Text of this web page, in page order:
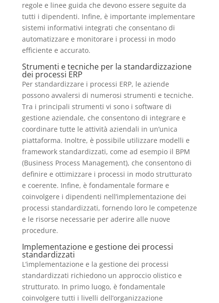
regole e linee guida che devono essere seguite da
tutti i dipendenti. Infine, è importante implementare
sistemi informativi integrati che consentano di
automatizzare e monitorare i processi in modo
efficiente e accurato.
Strumenti e tecniche per la standardizzazione
dei processi ERP
Per standardizzare i processi ERP, le aziende
possono avvalersi di numerosi strumenti e tecniche.
Tra i principali strumenti vi sono i software di
gestione aziendale, che consentono di integrare e
coordinare tutte le attività aziendali in un’unica
piattaforma. Inoltre, è possibile utilizzare modelli e
framework standardizzati, come ad esempio il BPM
(Business Process Management), che consentono di
definire e ottimizzare i processi in modo strutturato
e coerente. Infine, è fondamentale formare e
coinvolgere i dipendenti nell’implementazione dei
processi standardizzati, fornendo loro le competenze
e le risorse necessarie per aderire alle nuove
procedure.
Implementazione e gestione dei processi
standardizzati
L’implementazione e la gestione dei processi
standardizzati richiedono un approccio olistico e
strutturato. In primo luogo, è fondamentale
coinvolgere tutti i livelli dell’organizzazione